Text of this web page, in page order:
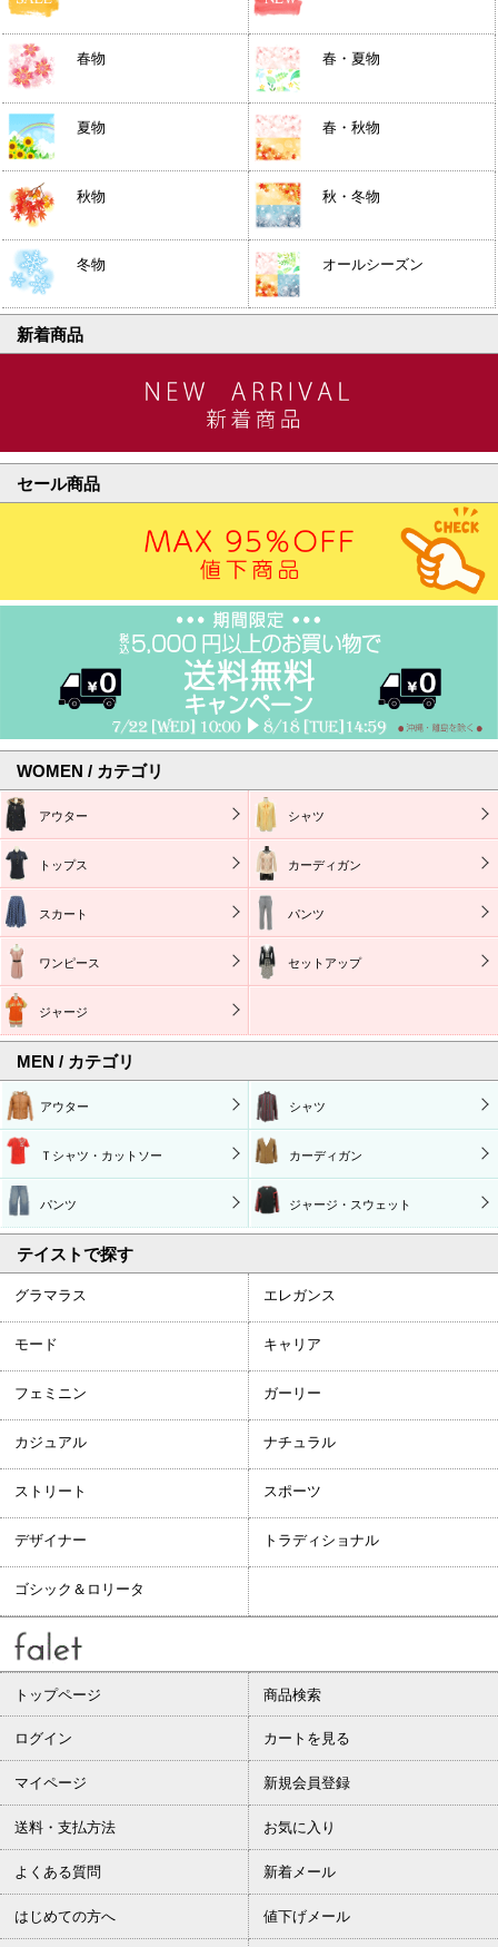
春物 春・夏物
夏物 春・秋物
秋物 秋・冬物
冬物 オールシーズン
新着商品
セール商品
WOMEN / カテゴリ
アウター シャツ
トップス カーディガン
スカート パンツ
ワンピース セットアップ
ジャージ
MEN / カテゴリ
アウター シャツ
Ｔシャツ・カットソー カーディガン
パンツ ジャージ・スウェット
テイストで探す
グラマラス エレガンス
モード キャリア
フェミニン ガーリー
カジュアル ナチュラル
ストリート スポーツ
デザイナー トラディショナル
ゴシック＆ロリータ
トップページ 商品検索
ログイン カートを見る
マイページ 新規会員登録
送料・支払方法 お気に入り
よくある質問 新着メール
はじめての方へ 値下げメール